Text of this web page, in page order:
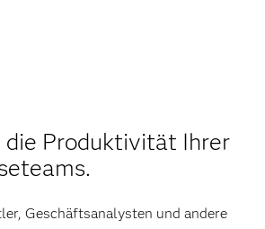
die Produktivität Ihrer
Geschäftsanalysten und andere